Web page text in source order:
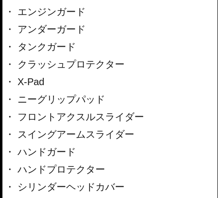
エンジンガード
アンダーガード
タンクガード
クラッシュプロテクター
X-Pad
ニーグリップパッド
フロントアクスルスライダー
スイングアームスライダー
ハンドガード
ハンドプロテクター
シリンダーヘッドカバー